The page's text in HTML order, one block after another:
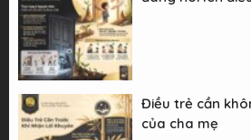
Điều trẻ cần
của cha mẹ